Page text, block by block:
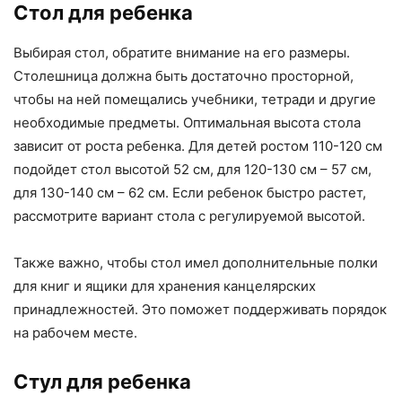
Стол для ребенка
Выбирая стол, обратите внимание на его размеры.
Столешница должна быть достаточно просторной,
чтобы на ней помещались учебники, тетради и другие
необходимые предметы. Оптимальная высота стола
зависит от роста ребенка. Для детей ростом 110-120 см
подойдет стол высотой 52 см, для 120-130 см – 57 см,
для 130-140 см – 62 см. Если ребенок быстро растет,
рассмотрите вариант стола с регулируемой высотой.
Также важно, чтобы стол имел дополнительные полки
для книг и ящики для хранения канцелярских
принадлежностей. Это поможет поддерживать порядок
на рабочем месте.
Стул для ребенка